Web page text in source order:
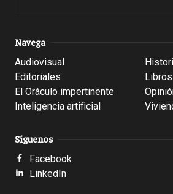
Navega
Audiovisual
Editoriales
El Oráculo impertinente
Inteligencia artificial
Libros
Síguenos
Facebook
LinkedIn